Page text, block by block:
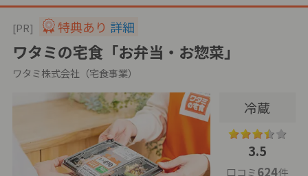
[PR] 特典あり 詳細
ワタミの宅食「お弁当・お惣菜」
ワタミ株式会社（宅食事業）
冷蔵
3.5
口コミ624件